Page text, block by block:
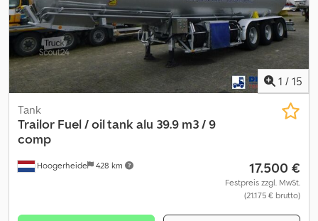
1 / 15
Hoogerheide 428 km
Tank
Trailor Fuel / oil tank alu 39.9 m3 / 9
comp
17.500 €
Festpreis zzgl. MwSt.
(21.175 € brutto)